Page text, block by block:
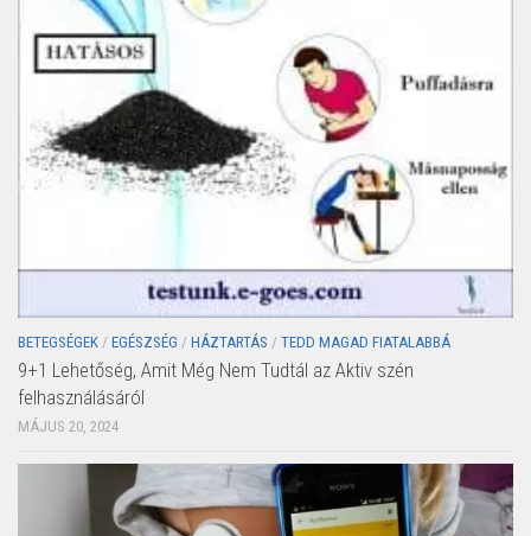
BETEGSÉGEK / EGÉSZSÉG / HÁZTARTÁS / TEDD MAGAD FIATALABBÁ
9+1 Lehetőség, Amit Még Nem Tudtál az Aktiv szén
felhasználásáról
MÁJUS 20, 2024